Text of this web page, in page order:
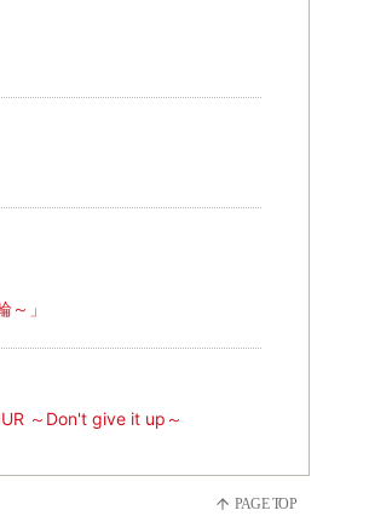
～」
～Don't give it up～